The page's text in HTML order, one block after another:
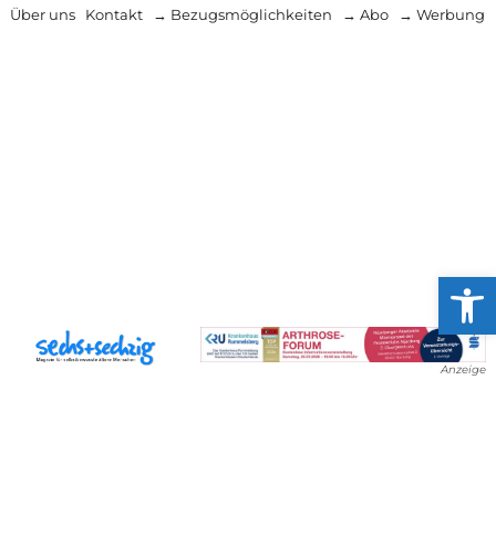
Über uns Kontakt → Bezugsmöglichkeiten → Abo → Werbung
Anzeige